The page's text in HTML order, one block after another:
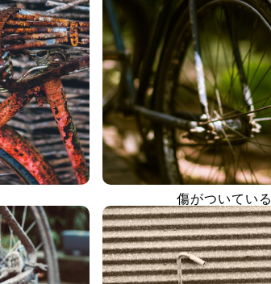
傷がついている